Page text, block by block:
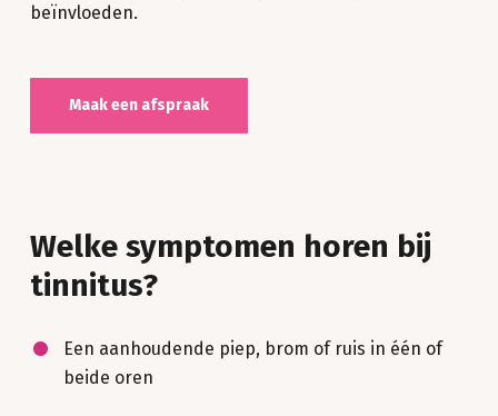
beïnvloeden.
Maak een afspraak
Welke symptomen horen bij
tinnitus?
Een aanhoudende piep, brom of ruis in één of
beide oren